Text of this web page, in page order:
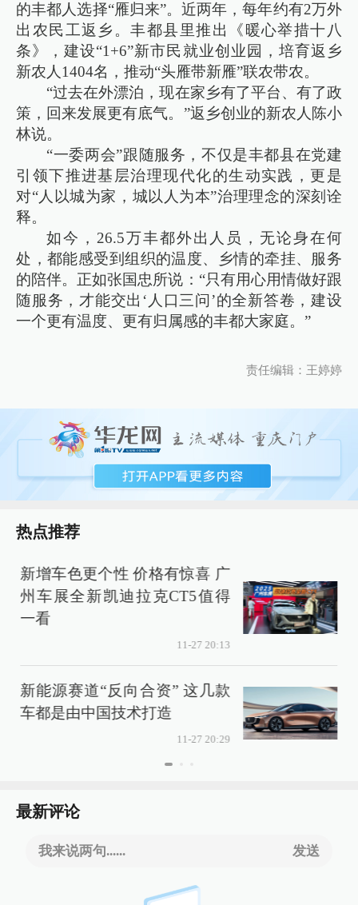
的丰都人选择“雁归来”。近两年，每年约有2万外
出农民工返乡。丰都县里推出《暖心举措十八
条》，建设“1+6”新市民就业创业园，培育返乡
新农人1404名，推动“头雁带新雁”联农带农。
“过去在外漂泊，现在家乡有了平台、有了政
策，回来发展更有底气。”返乡创业的新农人陈小
林说。
“一委两会”跟随服务，不仅是丰都县在党建
引领下推进基层治理现代化的生动实践，更是
对“人以城为家，城以人为本”治理理念的深刻诠
释。
如今，26.5万丰都外出人员，无论身在何
处，都能感受到组织的温度、乡情的牵挂、服务
的陪伴。正如张国忠所说：“只有用心用情做好跟
随服务，才能交出‘人口三问’的全新答卷，建设
一个更有温度、更有归属感的丰都大家庭。”
责任编辑：王婷婷
热点推荐
新增车色更个性 价格有惊喜 广
州车展全新凯迪拉克CT5值得
一看
11-27 20:13
新能源赛道“反向合资” 这几款
车都是由中国技术打造
11-27 20:29
最新评论
我来说两句...... 发送